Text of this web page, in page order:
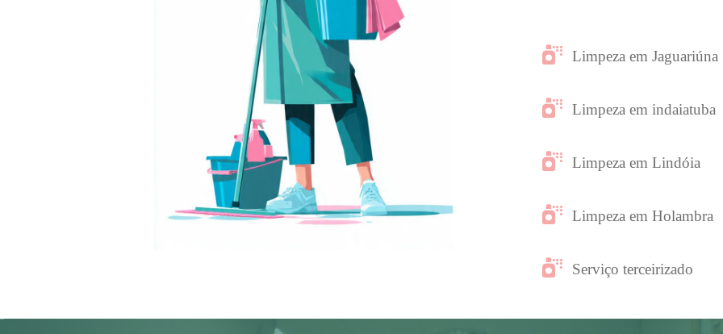
Limpeza em Jaguariúna
Limpeza em indaiatuba
Limpeza em Lindóia
Limpeza em Holambra
Serviço terceirizado